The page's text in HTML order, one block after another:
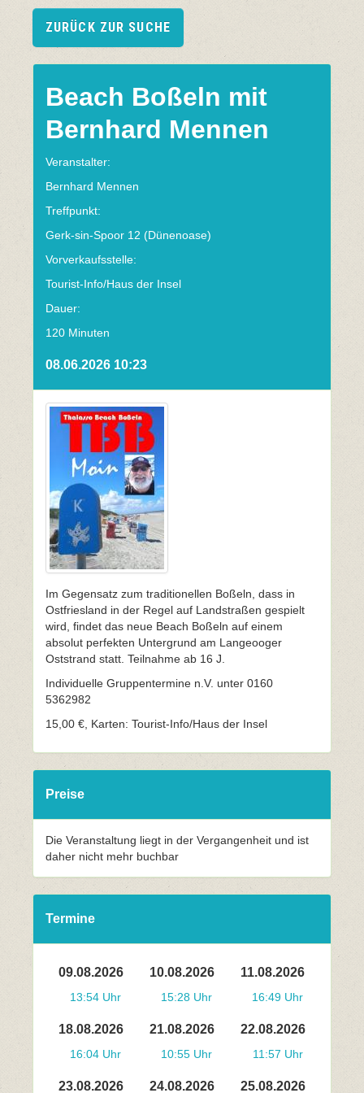
ZURÜCK ZUR SUCHE
Beach Boßeln mit
Bernhard Mennen
Veranstalter:
Bernhard Mennen
Treffpunkt:
Gerk-sin-Spoor 12 (Dünenoase)
Vorverkaufsstelle:
Tourist-Info/Haus der Insel
Dauer:
120 Minuten
08.06.2026 10:23
Im Gegensatz zum traditionellen Boßeln, dass in
Ostfriesland in der Regel auf Landstraßen gespielt
wird, findet das neue Beach Boßeln auf einem
absolut perfekten Untergrund am Langeooger
Oststrand statt. Teilnahme ab 16 J.
Individuelle Gruppentermine n.V. unter 0160
5362982
15,00 €, Karten: Tourist-Info/Haus der Insel
Preise
Die Veranstaltung liegt in der Vergangenheit und ist
daher nicht mehr buchbar
Termine
09.08.2026
13:54 Uhr
10.08.2026
15:28 Uhr
11.08.2026
16:49 Uhr
18.08.2026
16:04 Uhr
21.08.2026
10:55 Uhr
22.08.2026
11:57 Uhr
23.08.2026 24.08.2026 25.08.2026